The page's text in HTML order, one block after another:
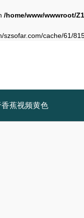
/home/www/wwwroot/
szsofar.com/cache/61/
香蕉视频黄色